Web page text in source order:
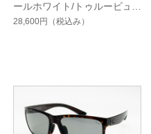
ールホワイト/トゥルービュ
ーゴルフハードマルチシング
28,600円 （税込み）